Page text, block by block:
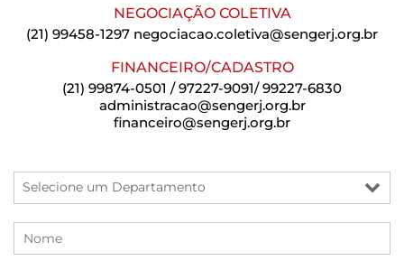
NEGOCIAÇÃO COLETIVA
(21) 99458-1297 negociacao.coletiva@sengerj.org.br
FINANCEIRO/CADASTRO
(21) 99874-0501 / 97227-9091/ 99227-6830
administracao@sengerj.org.br
financeiro@sengerj.org.br